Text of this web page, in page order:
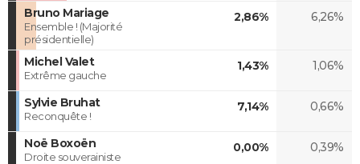
Bruno Mariage
Ensemble ! (Majorité
présidentielle)
2,86% 6,26%
Michel Valet
Extrême gauche
1,43% 1,06%
Sylvie Bruhat
Reconquête !
7,14% 0,66%
Noë Boxoën
Droite souverainiste
0,00% 0,39%